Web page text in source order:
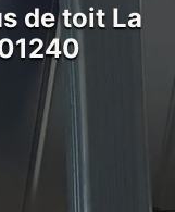
de toit La